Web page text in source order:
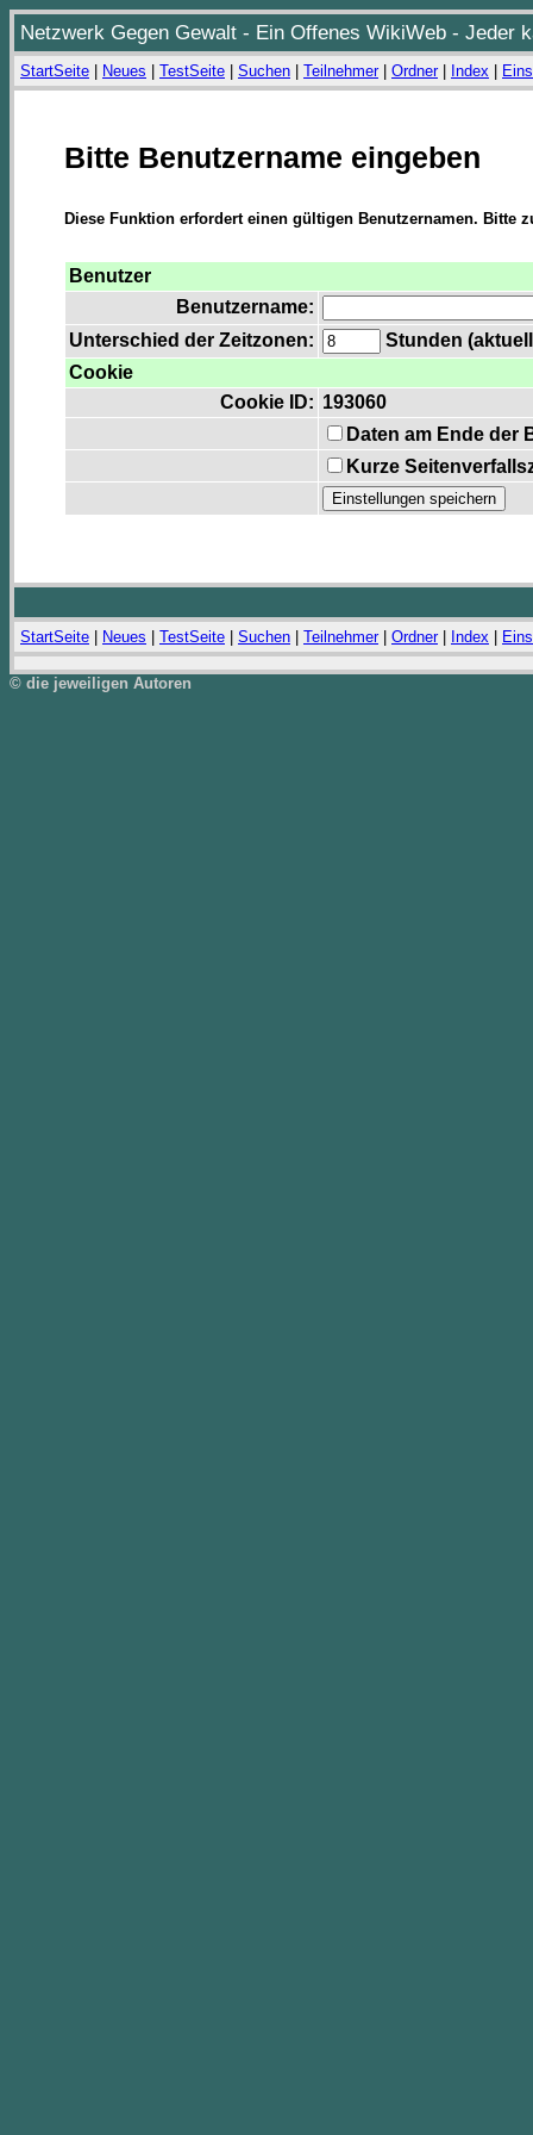
Netzwerk Gegen Gewalt - Ein Offenes WikiWeb - Jeder
StartSeite Neues TestSeite Suchen Teilnehmer| Ordner| Index
Bitte Benutzername eingeben
Diese Funktion erfordert einen gültigen Benutzernamen. Bitte
Benutzer
Benutzername:
Unterschied der Zeitzonen:
Stunden
Cookie
Cookie ID: 193060
Daten am Ende der
Kurze
StartSeite Neues TestSeite Suchen Teilnehmer| Ordner| Index
© die jeweiligen Autoren